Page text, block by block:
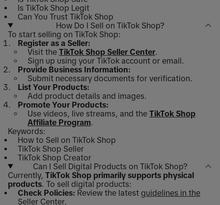
Is TikTok Shop Legit
Can You Trust TikTok Shop
How Do I Sell on TikTok Shop?
To start selling on TikTok Shop:
Register as a Seller:
Visit the TikTok Shop Seller Center.
Sign up using your TikTok account or email.
Provide Business Information:
Submit necessary documents for verification.
List Your Products:
Add product details and images.
Promote Your Products:
Use videos, live streams, and the TikTok Shop
Affiliate Program.
Keywords:
How to Sell on TikTok Shop
TikTok Shop Seller
TikTok Shop Creator
Can I Sell Digital Products on TikTok Shop?
Currently, TikTok Shop primarily supports physical
products. To sell digital products:
Check Policies: Review the latest guidelines in the
Seller Center.